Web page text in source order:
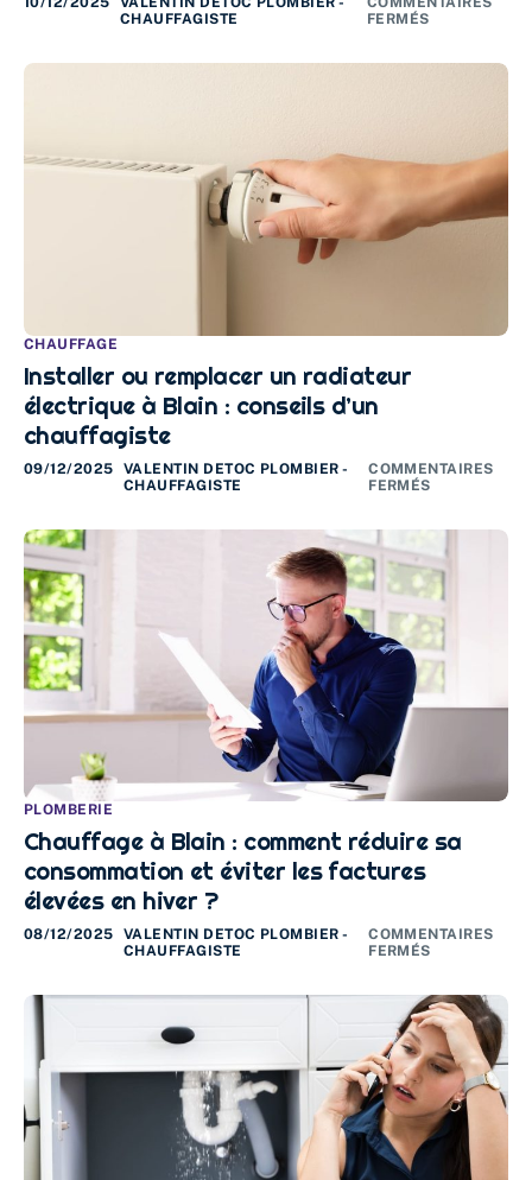
CHAUFFAGISTE
FERMÉS
CHAUFFAGE
Installer ou remplacer un radiateur
électrique à Blain : conseils d’un
chauffagiste
09/12/2025
VALENTIN DETOC PLOMBIER -
CHAUFFAGISTE
COMMENTAIRES
FERMÉS
PLOMBERIE
Chauffage à Blain : comment réduire sa
consommation et éviter les factures
élevées en hiver ?
08/12/2025
VALENTIN DETOC PLOMBIER -
CHAUFFAGISTE
COMMENTAIRES
FERMÉS